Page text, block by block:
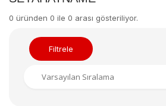
0 üründen 0 ile 0 arası gösteriliyor.
Filtrele